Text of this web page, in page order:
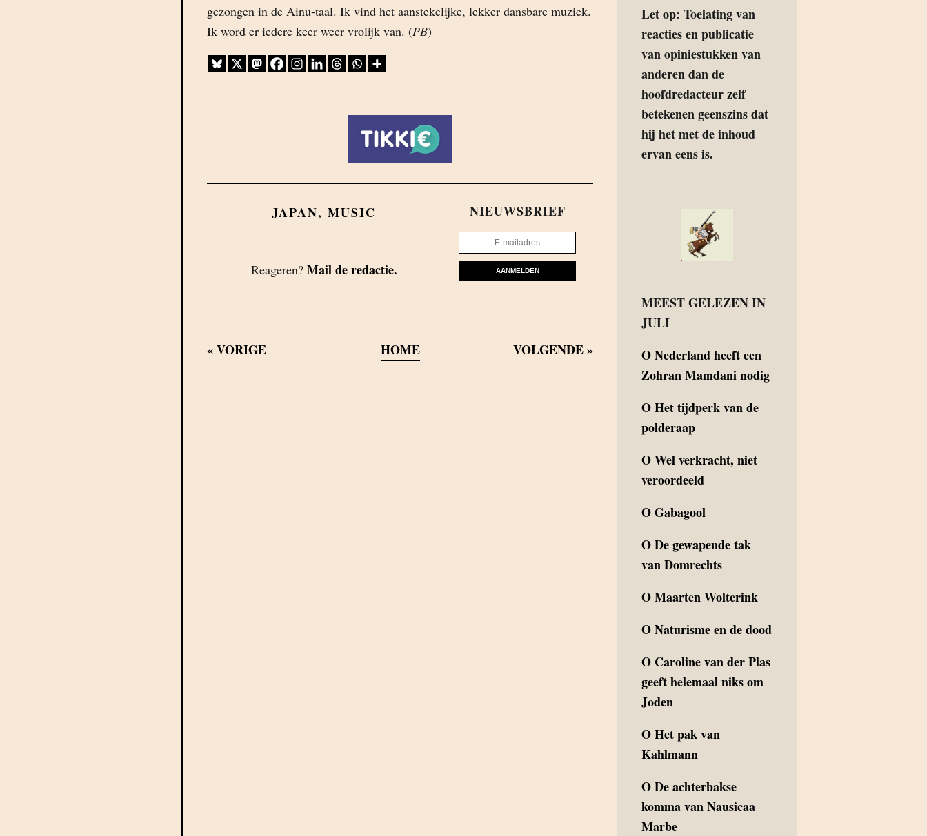
gezongen in de Ainu-taal. Ik vind het aanstekelijke, lekker dansbare muziek.
Ik word er iedere keer weer vrolijk van. (PB)
JAPAN,MUSIC
Reageren? Mail de redactie.
NIEUWSBRIEF
AANMELDEN
«VORIGE HOME VOLGENDE»
Let op: Toelating van
reacties en publicatie
van opiniestukken van
anderen dan de
hoofdredacteur zelf
betekenen geenszins dat
hij het met de inhoud
ervan eens is.
MEEST GELEZEN IN
JULI
ONederland heeft een
Zohran Mamdani nodig
OHet tijdperk van de
polderaap
OWel verkracht, niet
veroordeeld
OGabagool
ODe gewapende tak
van Domrechts
OMaarten Wolterink
ONaturisme en de dood
O Caroline van der Plas
geeft helemaal niks om
Joden
OHet pak van
Kahlmann
ODe achterbakse
komma van Nausicaa
Marbe